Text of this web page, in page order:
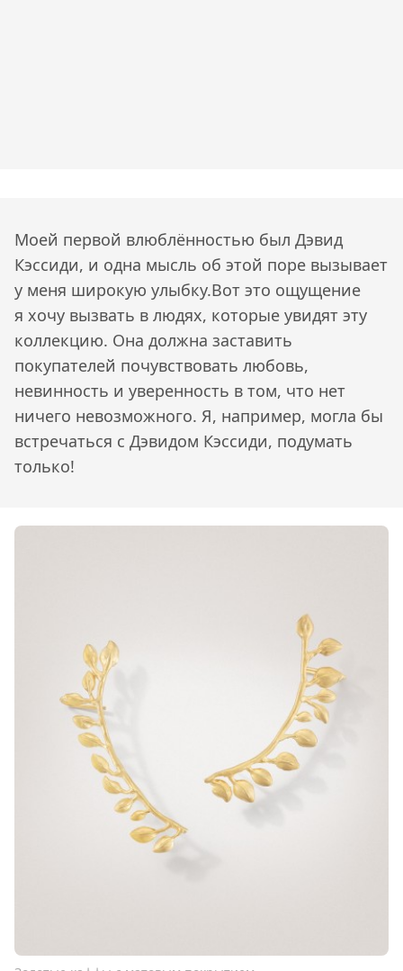
Моей первой влюблённостью был Дэвид
Кэссиди, и одна мысль об этой поре вызывает
у меня широкую улыбку.Вот это ощущение
я хочу вызвать в людях, которые увидят эту
коллекцию. Она должна заставить
покупателей почувствовать любовь,
невинность и уверенность в том, что нет
ничего невозможного. Я, например, могла бы
встречаться с Дэвидом Кэссиди, подумать
только!